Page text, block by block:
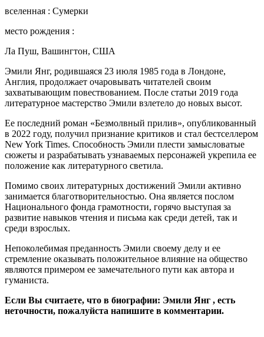
вселенная : Сумерки
место рождения :
Ла Пуш, Вашингтон, США
Эмили Янг, родившаяся 23 июля 1985 года в Лондоне,
Англия, продолжает очаровывать читателей своим
захватывающим повествованием. После статьи 2019 года
литературное мастерство Эмили взлетело до новых высот.
Ее последний роман «Безмолвный прилив», опубликованный
в 2022 году, получил признание критиков и стал бестселлером
New York Times. Способность Эмили плести замысловатые
сюжеты и разрабатывать узнаваемых персонажей укрепила ее
положение как литературного светила.
Помимо своих литературных достижений Эмили активно
занимается благотворительностью. Она является послом
Национального фонда грамотности, горячо выступая за
развитие навыков чтения и письма как среди детей, так и
среди взрослых.
Непоколебимая преданность Эмили своему делу и ее
стремление оказывать положительное влияние на общество
являются примером ее замечательного пути как автора и
гуманиста.
Если Вы считаете, что в биографии: Эмили Янг , есть
неточности, пожалуйста напишите в комментарии.